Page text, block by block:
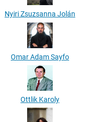
Nyiri Zsuzsanna Jolán
Omar Adam Sayfo
Ottlik Karoly